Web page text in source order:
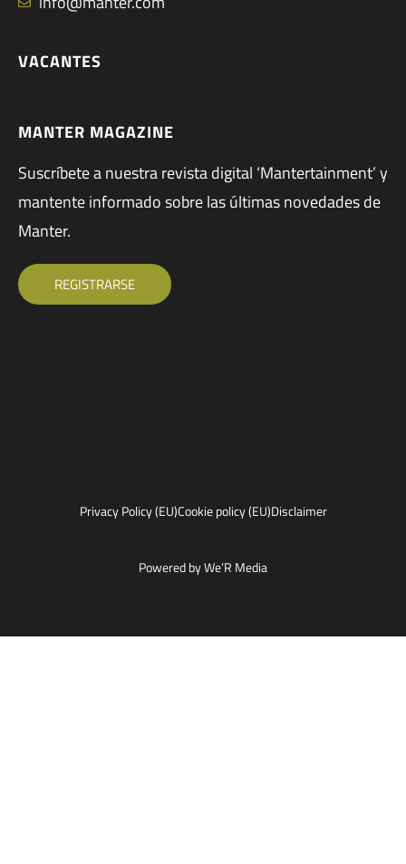
VACANTES
MANTER MAGAZINE
Suscríbete a nuestra revista digital ‘Mantertainment’ y
mantente informado sobre las últimas novedades de
Manter.
REGISTRARSE
Privacy Policy (EU)Cookie policy (EU)Disclaimer
Powered by We’R Media